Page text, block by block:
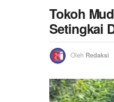
Tokoh
Setingkai
Oleh Redaksi